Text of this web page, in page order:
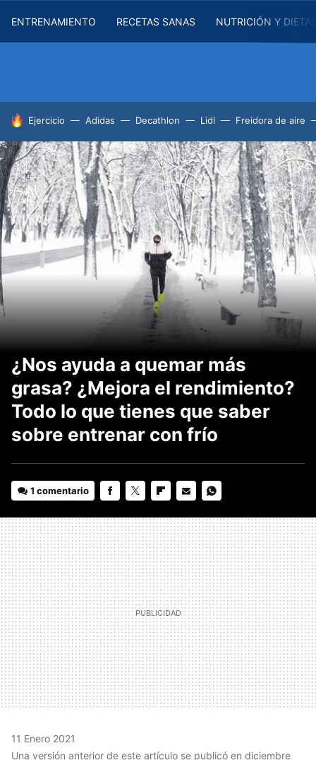
ENTRENAMIENTO RECETAS SANAS NUTRICIÓN Y
HOY SE HABLA DE
Ejercicio Adidas Decathlon Lidl Freidora de aire
¿Nos ayuda a quemar más
grasa? ¿Mejora el rendimiento?
Todo lo que tienes que saber
sobre entrenar con frío
1 comentario
MAIL
11 Enero 2021
Una versión anterior de este artículo se publicó en diciembre